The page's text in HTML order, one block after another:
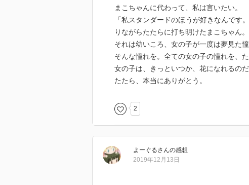
まこちゃんに代わって、私は言いたい。
「私スタンダードのほうが好きなんです
りながらたたらに打ち明けたまこちゃん。
それは幼いころ、女の子が一度は夢見た憧
そんな憧れを。全ての女の子の憧れを、
女の子は、きっといつか、花になれるの
たたら、本当にありがとう。
2
よーぐるさんの感想
2019年12月13日